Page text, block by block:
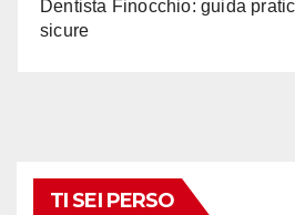
Dentista Finocchio: guida
sicure
TI SEI PERSO